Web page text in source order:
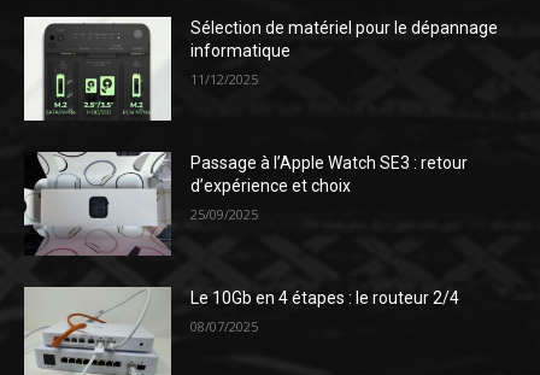
Sélection de matériel pour le dépannage
informatique
11/12/2025
Passage à l’Apple Watch SE3 : retour
d’expérience et choix
25/09/2025
Le 10Gb en 4 étapes : le routeur 2/4
08/07/2025